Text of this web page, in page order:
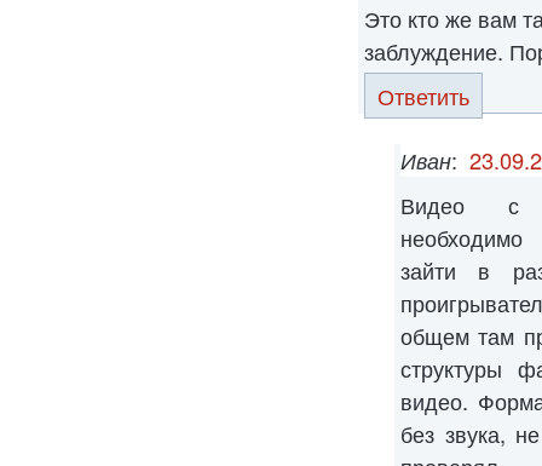
Это кто же вам
заблуждение.
Ответить
Иван:
Видео с
зайти в
общем там
структуры
видео.
без звука,